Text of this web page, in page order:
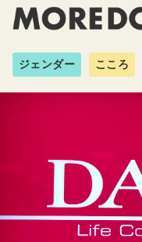
ジェンダー こころ